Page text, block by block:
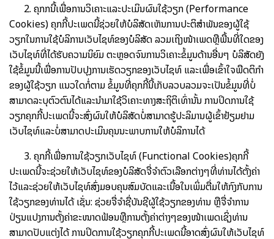
2. ຄຸກກນີ້ເພື່ອການວິເຄາະແລະປະເມິນຜົນໃຊ້ວຽກ (Performance
Cookies) ຄຸກກີ້ປະເພດນີ້ຊ່ວຍໃຫ້ບໍລິສັດເຫັນການປະຕິສຳພັນຂອງຜູ້ໃຊ້
ວຽກໃນການໃຊ້ບໍລິການເວັບໄຊທ໌ຂອງບໍລິສັດ ລວມເຖິງໜ້າເພດຫຼືພື້ນທີ່ໃດຂອງ
ເວັບໄຊທ໌ທີ່ໄດ້ຮັບຄວາມນິຍົມ ຕະຫຼອດຈົນການວິເຄາະຂໍ້ມູນດ້ານອື່ນໆ ບໍລິສັດຍັງ
ໃຊ້ຂໍ້ມູນນີ້ເພື່ອການປັບປຸງການເຮັດວຽກຂອງເວັບໄຊທ໌ ແລະເພື່ອເຂົ້າໃຈພືດຕິກຳ
ຂອງຜູ້ໃຊ້ວຽກ ແນວໃດກໍ່ຕາມ ຂໍ້ມູນທີ່ຄຸກກີ້ນີ້ເກັບລວບລວມຈະເປັນຂໍ້ມູນທີ່ບໍ່
ສາມາດລະບຸຕົວຕົນໄດ້ແລະນຳມາໃຊ້ວິເຄາະທາງສະຖິຕິເທົ່ານັ້ນ ການປິດການໃຊ້
ວຽກຄຸກກີ້ປະເພດນີ້ຈະສົ່ງຜົນໃຫ້ບໍລິສັດບໍ່ສາມາດຮູ້ປະລິມານຜູ້ເຂົ້າຢ້ຽມຢາມ
ເວັບໄຊທ໌ແລະບໍ່ສາມາດປະເມິນຄຸນນະພາບການໃຫ້ບໍລິການໄດ້
3. ຄຸກກີ້ເພື່ອການໃຊ້ວຽກເວັບໄຊທ໌ (Functional Cookies)ຄຸກກີ້
ປະເພດນີ້ຈະຊ່ວຍໃຫ້ເວັບໄຊທ໌ຂອງບໍລິສັດຈື່ຈຳຕົວເລືອກຕ່າງໆທີ່ທ່ານໄດ້ຕັ້ງຄ່າ
ໄວ້ແລະຊ່ວຍໃຫ້ເວັບໄຊທ໌ສົ່ງມອບຄຸນສົມບັດແລະເນື້ອໃນເພິ່ມຕື່ມໃຫ້ກົງກັບການ
ໃຊ້ວຽກຂອງທ່ານໄດ້ ເຊັ່ນ: ຊ່ວຍຈື່ຈຳຊື່ບັນຊີຜູ້ໃຊ້ວຽກຂອງທ່ານ ຫຼືຈື່ຈຳການ
ປ່ຽນແປງການຕັ້ງຄ່າຂະໜາດຟ້ອນຫຼືການຕັ້ງຄ່າຕ່າງໆຂອງໜ້າເພດເຊິ່ງທ່ານ
ສາມາດປັບແຕ່ງໄດ້ ການປິດການໃຊ້ວຽກຄຸກກີ້ປະເພດນີ້ອາດສົ່ງຜົນໃຫ້ເວັບໄຊທ໌